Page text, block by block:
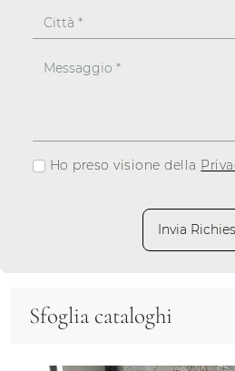
Ho preso visione della
Invia
Sfoglia cataloghi